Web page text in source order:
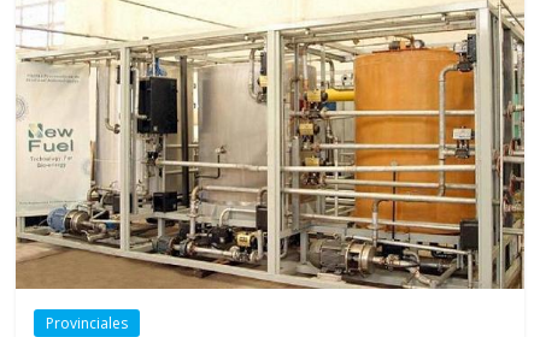
Provinciales